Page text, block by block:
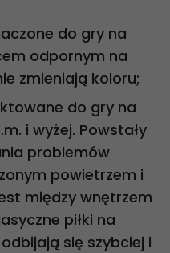
do gry na
odpornym na
zmieniają koloru;
do gry na
i wyżej. Powstały
problemów
powietrzem i
między wnętrzem
piłki na
się szybciej i